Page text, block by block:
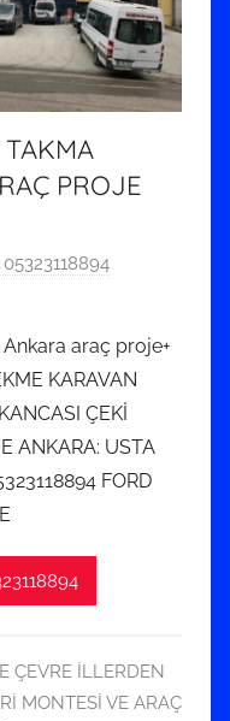
PROJE
araç proje+
KARAVAN
ÇEKİ
ANKARA: USTA
FORD
ÇEVRE İLLERDEN
MONTESİ VE ARAÇ